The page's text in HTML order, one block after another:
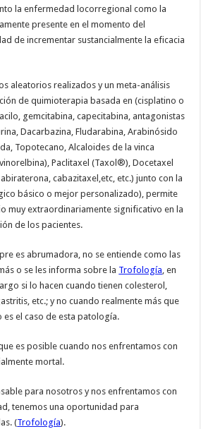
la enfermedad locorregional como la
presente en el momento del
de incrementar sustancialmente la eficacia
aleatorios realizados y un meta-análisis
de quimioterapia basada en (cisplatino o
gemcitabina, capecitabina, antagonistas
Dacarbazina, Fludarabina, Arabinósido
Topotecano, Alcaloides de la vinca
Paclitaxel (Taxol®), Docetaxel
cabazitaxel,etc, etc.) junto con la
básico o mejor personalizado), permite
muy extraordinariamente significativo en la
de los pacientes.
es abrumadora, no se entiende como las
o se les informa sobre la Trofología, en
si lo hacen cuando tienen colesterol,
etc.; y no cuando realmente más que
es el caso de esta patología.
es posible cuando nos enfrentamos con
mortal.
para nosotros y nos enfrentamos con
tenemos una oportunidad para
(Trofología).